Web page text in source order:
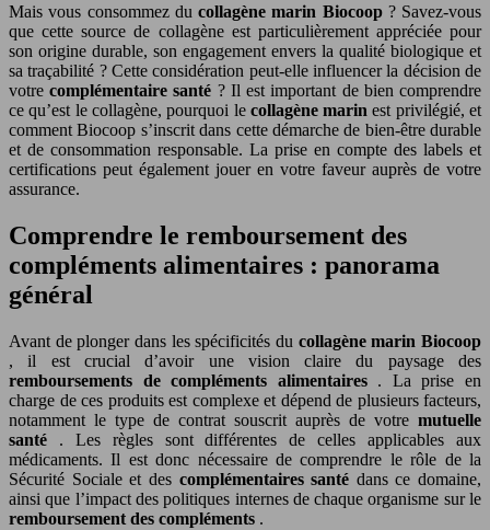
Mais vous consommez du collagène marin Biocoop ? Savez-vous
que cette source de collagène est particulièrement appréciée pour
son origine durable, son engagement envers la qualité biologique et
sa traçabilité ? Cette considération peut-elle influencer la décision de
votrecomplémentaire santé ? Il est important de bien comprendre
ce qu’est le collagène, pourquoi le collagène marinest privilégié, et
comment Biocoop s’inscrit dans cette démarche de bien-être durable
et de consommation responsable. La prise en compte des labels et
certifications peut également jouer en votre faveur auprès de votre
assurance.
Comprendre le remboursement des
compléments alimentaires : panorama
général
Avant de plonger dans les spécificités du collagène marin Biocoop
, il est crucial d’avoir une vision claire du paysage des
remboursements de compléments alimentaires . La prise en
charge de ces produits est complexe et dépend de plusieurs facteurs,
notamment le type de contrat souscrit auprès de votre mutuelle
santé . Les règles sont différentes de celles applicables aux
médicaments. Il est donc nécessaire de comprendre le rôle de la
Sécurité Sociale et des complémentaires santé dans ce domaine,
ainsi que l’impact des politiques internes de chaque organisme sur le
remboursement des compléments .